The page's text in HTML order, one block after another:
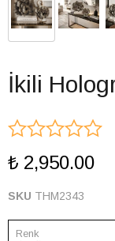
İkili
₺ 2,950.00
SKU THM2343
Renk